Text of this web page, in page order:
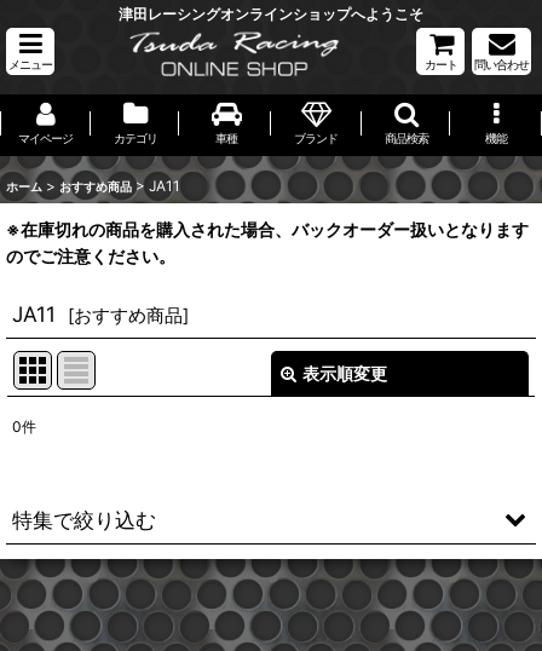
津田レーシングオンラインショップへようこそ
メニュー カート 問い合わせ
マイページ カテゴリ 車種 ブランド 商品検索 機能
ホーム > おすすめ商品 > JA11
※在庫切れの商品を購入された場合、バックオーダー扱いとなります
のでご注意ください。
JA11 [おすすめ商品]
表示順変更
並び順:
絞り込む
0件
特集で絞り込む
DAMSEL
JA11